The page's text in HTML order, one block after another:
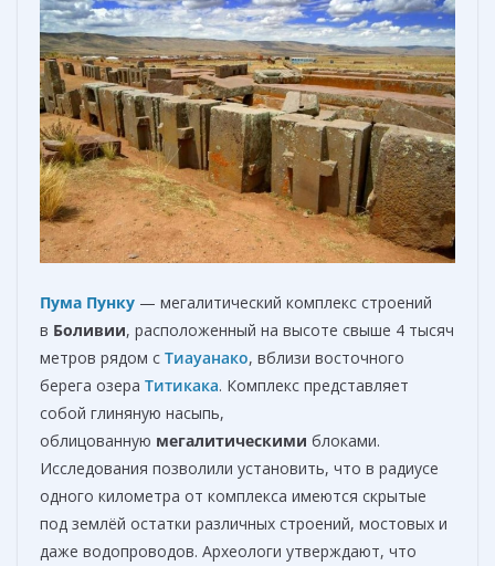
Пума Пунку — мегалитический комплекс строений
в Боливии, расположенный на высоте свыше 4 тысяч
метров рядом с Тиауанако, вблизи восточного
берега озера Титикака. Комплекс представляет
собой глиняную насыпь,
облицованную мегалитическими блоками.
Исследования позволили установить, что в радиусе
одного километра от комплекса имеются скрытые
под землёй остатки различных строений, мостовых и
даже водопроводов. Археологи утверждают, что